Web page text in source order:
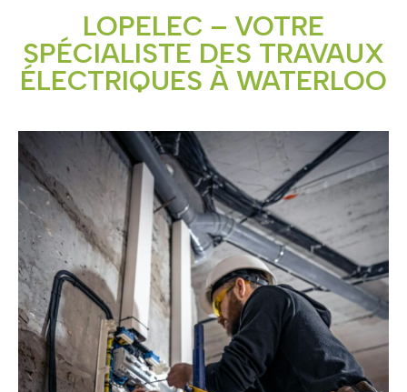
LOPELEC – VOTRE
SPÉCIALISTE DES TRAVAUX
ÉLECTRIQUES À WATERLOO